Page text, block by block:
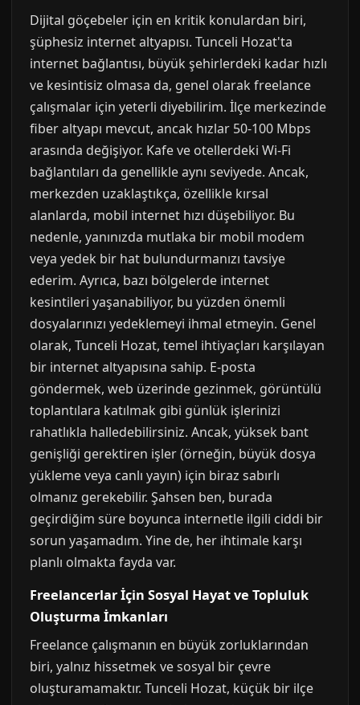
Dijital göçebeler için en kritik konulardan biri,
şüphesiz internet altyapısı. Tunceli Hozat'ta
internet bağlantısı, büyük şehirlerdeki kadar hızlı
ve kesintisiz olmasa da, genel olarak freelance
çalışmalar için yeterli diyebilirim. İlçe merkezinde
fiber altyapı mevcut, ancak hızlar 50-100 Mbps
arasında değişiyor. Kafe ve otellerdeki Wi-Fi
bağlantıları da genellikle aynı seviyede. Ancak,
merkezden uzaklaştıkça, özellikle kırsal
alanlarda, mobil internet hızı düşebiliyor. Bu
nedenle, yanınızda mutlaka bir mobil modem
veya yedek bir hat bulundurmanızı tavsiye
ederim. Ayrıca, bazı bölgelerde internet
kesintileri yaşanabiliyor, bu yüzden önemli
dosyalarınızı yedeklemeyi ihmal etmeyin. Genel
olarak, Tunceli Hozat, temel ihtiyaçları karşılayan
bir internet altyapısına sahip. E-posta
göndermek, web üzerinde gezinmek, görüntülü
toplantılara katılmak gibi günlük işlerinizi
rahatlıkla halledebilirsiniz. Ancak, yüksek bant
genişliği gerektiren işler (örneğin, büyük dosya
yükleme veya canlı yayın) için biraz sabırlı
olmanız gerekebilir. Şahsen ben, burada
geçirdiğim süre boyunca internetle ilgili ciddi bir
sorun yaşamadım. Yine de, her ihtimale karşı
planlı olmakta fayda var.
Freelancerlar İçin Sosyal Hayat ve Topluluk
Oluşturma İmkanları
Freelance çalışmanın en büyük zorluklarından
biri, yalnız hissetmek ve sosyal bir çevre
oluşturamamaktır. Tunceli Hozat, küçük bir ilçe